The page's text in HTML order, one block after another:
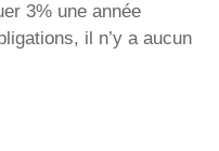
3% une année
il n’y a aucun